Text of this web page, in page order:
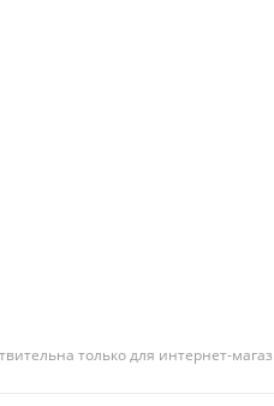
только для интернет-